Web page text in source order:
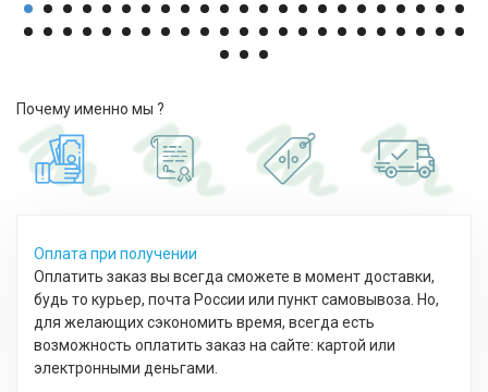
Почему именно мы ?
Оплата при получении
Оплатить заказ вы всегда сможете в момент доставки,
будь то курьер, почта России или пункт самовывоза. Но,
для желающих сэкономить время, всегда есть
возможность оплатить заказ на сайте: картой или
электронными деньгами.